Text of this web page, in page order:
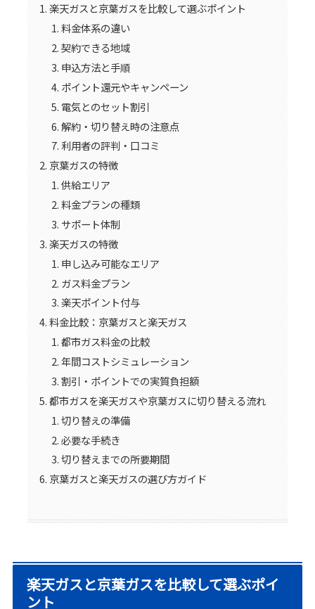
楽天ガスと京葉ガスを比較して選ぶポイント
料金体系の違い
契約できる地域
申込方法と手順
ポイント還元やキャンペーン
電気とのセット割引
解約・切り替え時の注意点
利用者の評判・口コミ
京葉ガスの特徴
供給エリア
料金プランの種類
サポート体制
楽天ガスの特徴
申し込み可能なエリア
ガス料金プラン
楽天ポイント付与
料金比較：京葉ガスと楽天ガス
都市ガス料金の比較
年間コストシミュレーション
割引・ポイントでの実質負担額
都市ガスを楽天ガスや京葉ガスに切り替える流れ
切り替えの準備
必要な手続き
切り替えまでの所要期間
京葉ガスと楽天ガスの選び方ガイド
楽天ガスと京葉ガスを比較して選ぶポイ
ント